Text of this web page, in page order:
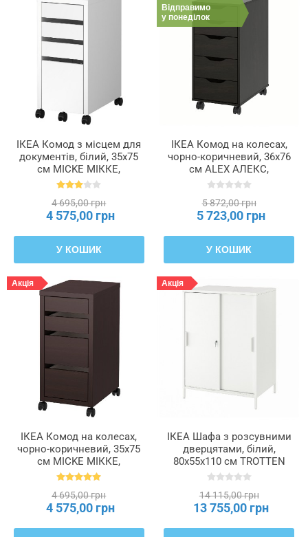
ІКЕА Комод з місцем для
документів, білий, 35x75
см MICKE МІККЕ,
502.130.80
4 695,00 грн
4 575,00 грн
У КОШИК
Відправимо
у понеділок
ІКЕА Комод на колесах,
чорно-коричневий, 36x76
см ALEX АЛЕКС,
294.221.94
5 872,00 грн
5 723,00 грн
У КОШИК
Акція
ІКЕА Комод на колесах,
чорно-коричневий, 35x75
см MICKE МІККЕ,
802.447.49
4 695,00 грн
4 575,00 грн
Акція
ІКЕА Шафа з розсувними
дверцятами, білий,
80x55x110 см TROTTEN
ТРОТТЕН, 604.747.60
14 115,00 грн
13 755,00 грн